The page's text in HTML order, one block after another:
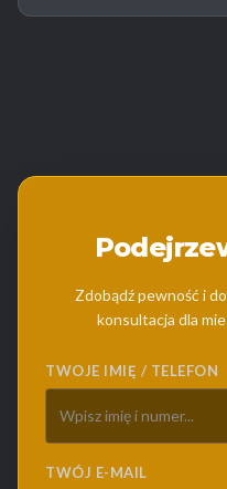
Zdobądź pewność i
konsultacja dla
TWOJE IMIĘ / TELEFON
TWÓJ E-MAIL